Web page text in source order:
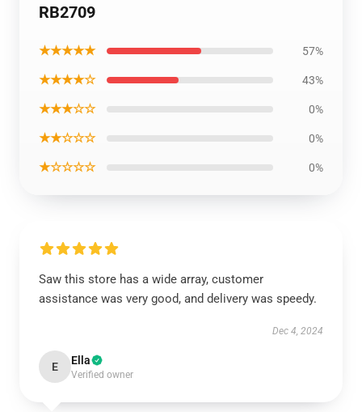
RB2709
★★★★★ 57%
★★★★☆ 43%
★★★☆☆ 0%
★★☆☆☆ 0%
★☆☆☆☆ 0%
Saw this store has a wide array, customer
assistance was very good, and delivery was speedy.
Dec 4, 2024
E Ella
Verified owner